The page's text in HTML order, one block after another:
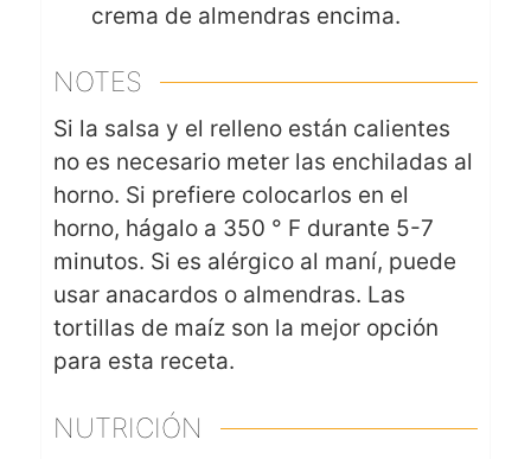
crema de almendras encima.
NOTES
Si la salsa y el relleno están calientes
no es necesario meter las enchiladas al
horno. Si prefiere colocarlos en el
horno, hágalo a 350 ° F durante 5-7
minutos. Si es alérgico al maní, puede
usar anacardos o almendras. Las
tortillas de maíz son la mejor opción
para esta receta.
NUTRICIÓN